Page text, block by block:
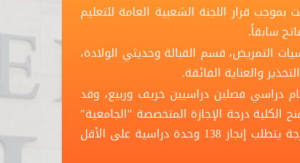
قرار اللجنة الشعبية العامة للتعليم
قسم القبالة وحديثي الولادة،
والعناية الفائقة.
دراسي فصلين دراسيين خريف وربيع، وقد
الطلاب والتدريس فعلياً مع سنة 2007م وتمنح الكلية درجة الإجازة المتخصصة "الجامعية"
في التمريض في التخصصات سالفة الذكر. والحصول على الدرجة يتطلب إنجاز 138 وحدة دراسية على الأقل